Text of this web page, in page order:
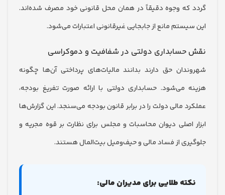
که وجوه دقیقاً در همان محل قانونی خود مصرف شده‌اند.
مانع از جابجایی غیرقانونی اعتبارات می‌شود.
دولتی در شفافیت و دموکراسی
حق دارند بدانند مالیات‌های پرداختی آن‌ها چگونه
می‌شود. حسابداری دولتی با ارائه صورت تفریغ بودجه،
مالی دولت را در برابر قانون بودجه می‌سنجد. این گزارش‌ها
اصلی دیوان محاسبات و مجلس برای نظارت بر قوه مجریه و
از فساد مالی و حیف‌ومیل بیت‌المال هستند.
طلایی برای مدیران مالی: